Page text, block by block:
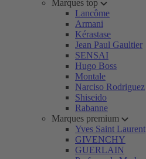
Marques top
Lancôme
Armani
Kérastase
Jean Paul Gaultier
SENSAI
Hugo Boss
Montale
Narciso Rodriguez
Shiseido
Rabanne
Marques premium
Yves Saint Laurent
GIVENCHY
GUERLAIN